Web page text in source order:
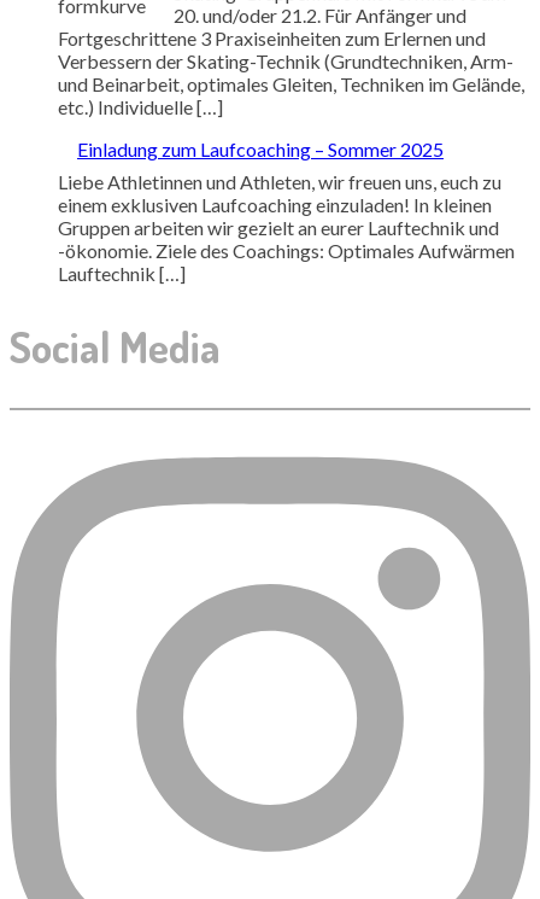
20. und/oder 21.2. Für Anfänger und
Fortgeschrittene 3 Praxiseinheiten zum Erlernen und
Verbessern der Skating-Technik (Grundtechniken, Arm-
und Beinarbeit, optimales Gleiten, Techniken im Gelände,
etc.) Individuelle […]
Einladung zum Laufcoaching – Sommer 2025
Liebe Athletinnen und Athleten, wir freuen uns, euch zu
einem exklusiven Laufcoaching einzuladen! In kleinen
Gruppen arbeiten wir gezielt an eurer Lauftechnik und
-ökonomie. Ziele des Coachings: Optimales Aufwärmen
Lauftechnik […]
Social Media